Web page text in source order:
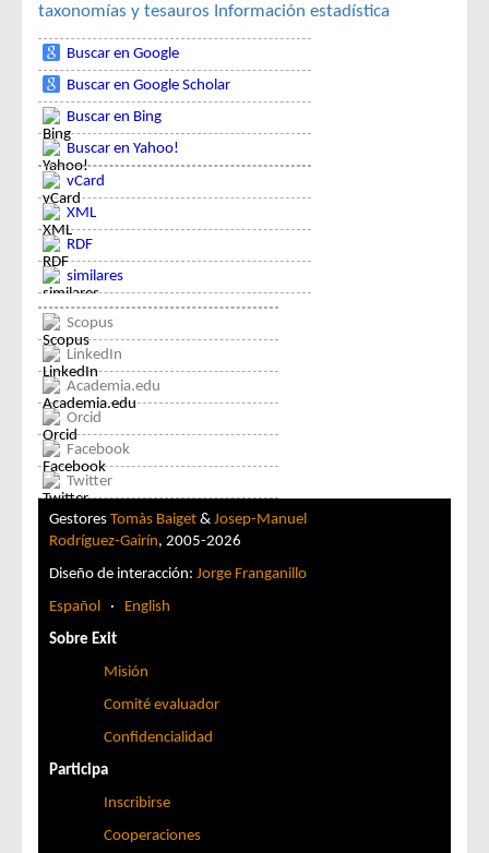
taxonomías y tesauros Información estadística
Buscar en Google
Buscar en Google Scholar
Buscar en Bing
Buscar en Yahoo!
vCard
XML
RDF
similares
Scopus
LinkedIn
Academia.edu
Orcid
Facebook
Twitter
Gestores Tomàs Baiget & Josep-Manuel
Rodríguez-Gairín, 2005-2026
Diseño de interacción: Jorge Franganillo
Español · English
Sobre Exit
Misión
Comité evaluador
Confidencialidad
Participa
Inscribirse
Cooperaciones